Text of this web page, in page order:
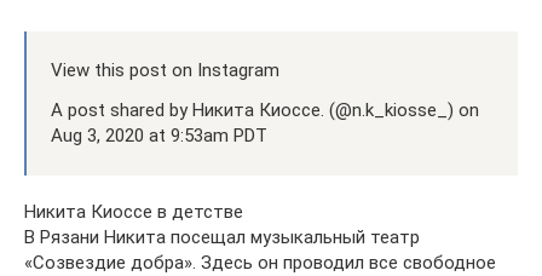
View this post on Instagram
A post shared by Никита Киоссе. (@n.k_kiosse_) on
Aug 3, 2020 at 9:53am PDT
Никита Киоссе в детстве
В Рязани Никита посещал музыкальный театр
«Созвездие добра». Здесь он проводил все свободное